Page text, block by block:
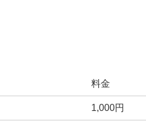
料金
1,000円